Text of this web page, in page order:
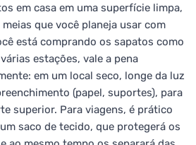
em casa em uma superfície limpa,
que você planeja usar com
está comprando os sapatos como
estações, vale a pena
em um local seco, longe da luz
(papel, suportes), para
superior. Para viagens, é prático
saco de tecido, que protegerá os